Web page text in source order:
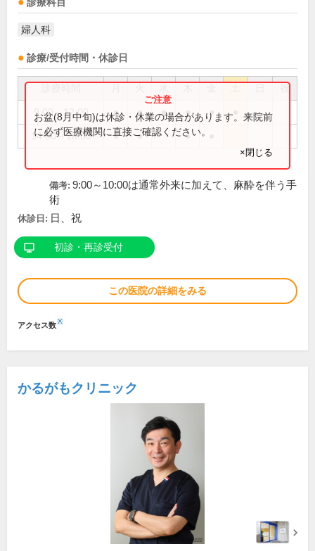
診療科目
婦人科
診療/受付時間・休診日
祝
9:00～12:00 ● ● ● ● ●
14:00～18:00 ● ● ●
お盆(8月中旬)は休診・休業の場合があります。来院前
に必ず医療機関に直接ご確認ください。
×閉じる
備考: 9:00～10:00は通常外来に加えて、麻酔を伴う手
術
休診日: 日、祝
初診・再診受付
この医院の詳細をみる
アクセス数※
かるがもクリニック